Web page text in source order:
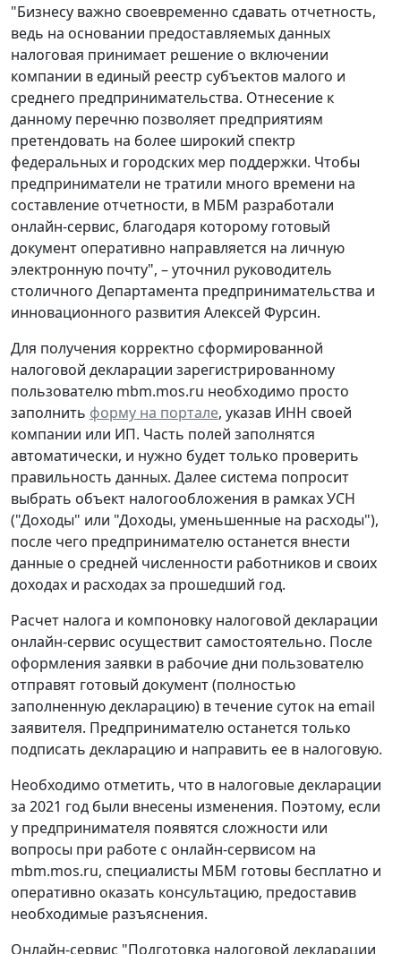
"Бизнесу важно своевременно сдавать отчетность,
ведь на основании предоставляемых данных
налоговая принимает решение о включении
компании в единый реестр субъектов малого и
среднего предпринимательства. Отнесение к
данному перечню позволяет предприятиям
претендовать на более широкий спектр
федеральных и городских мер поддержки. Чтобы
предприниматели не тратили много времени на
составление отчетности, в МБМ разработали
онлайн-сервис, благодаря которому готовый
документ оперативно направляется на личную
электронную почту", – уточнил руководитель
столичного Департамента предпринимательства и
инновационного развития Алексей Фурсин.
Для получения корректно сформированной
налоговой декларации зарегистрированному
пользователю mbm.mos.ru необходимо просто
заполнить форму на портале, указав ИНН своей
компании или ИП. Часть полей заполнятся
автоматически, и нужно будет только проверить
правильность данных. Далее система попросит
выбрать объект налогообложения в рамках УСН
("Доходы" или "Доходы, уменьшенные на расходы"),
после чего предпринимателю останется внести
данные о средней численности работников и своих
доходах и расходах за прошедший год.
Расчет налога и компоновку налоговой декларации
онлайн-сервис осуществит самостоятельно. После
оформления заявки в рабочие дни пользователю
отправят готовый документ (полностью
заполненную декларацию) в течение суток на email
заявителя. Предпринимателю останется только
подписать декларацию и направить ее в налоговую.
Необходимо отметить, что в налоговые декларации
за 2021 год были внесены изменения. Поэтому, если
у предпринимателя появятся сложности или
вопросы при работе с онлайн-сервисом на
mbm.mos.ru, специалисты МБМ готовы бесплатно и
оперативно оказать консультацию, предоставив
необходимые разъяснения.
Онлайн-сервис "Подготовка налоговой декларации